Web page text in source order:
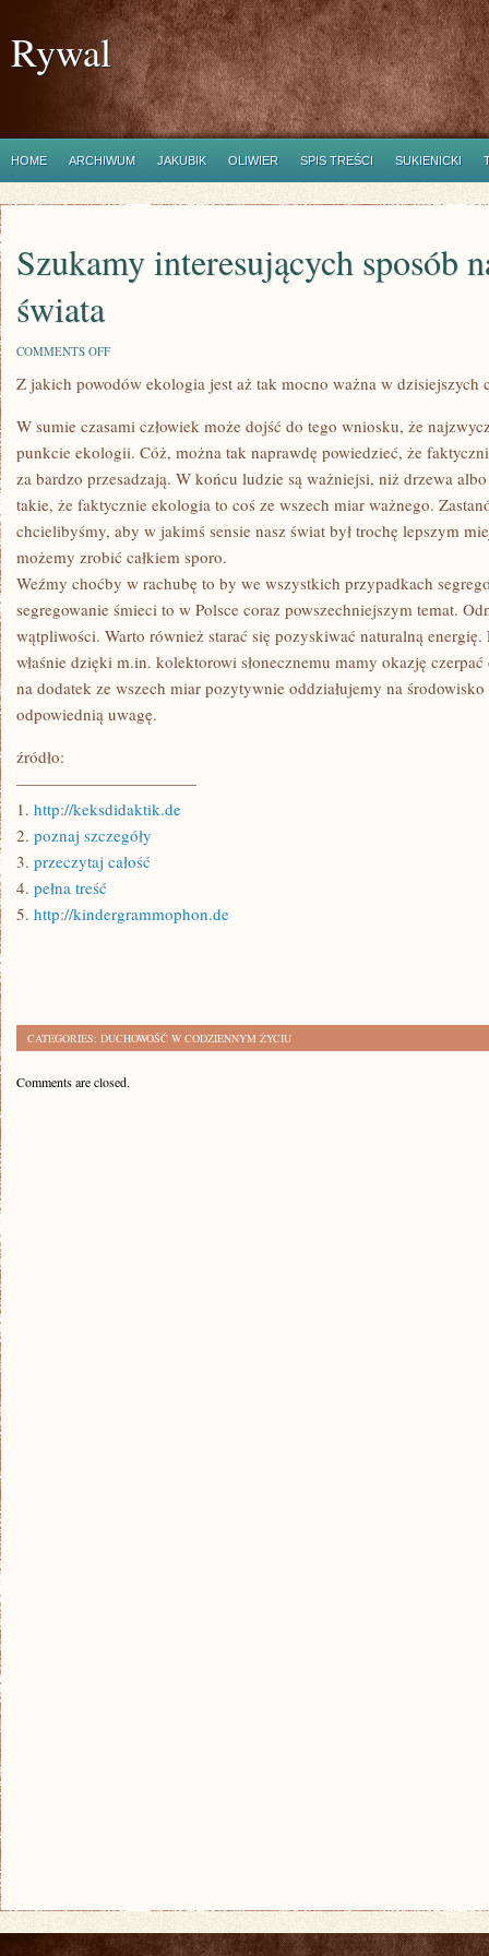
Rywal
HOME ARCHIWUM JAKUBIK OLIWIER SPIS TREŚCI SUKIENICKI
Szukamy interesujących sposób
świata
COMMENTS OFFON
INTERESUJĄCYCH
NAPRAWIENIE
ŚWIATA
Z jakich powodów ekologia jest aż tak mocno ważna w dzisiejszych
W sumie czasami człowiek może dojść do tego wniosku, że
punkcie ekologii. Cóż, można tak naprawdę powiedzieć, że
za bardzo przesadzają. W końcu ludzie są ważniejsi, niż drzewa
takie, że faktycznie ekologia to coś ze wszech miar ważnego.
chcielibyśmy, aby w jakimś sensie nasz świat był trochę lepszym
możemy zrobić całkiem sporo.
Weźmy choćby w rachubę to by we wszystkich przypadkach
segregowanie śmieci to w Polsce coraz powszechniejszym temat.
wątpliwości. Warto również starać się pozyskiwać naturalną
właśnie dzięki m.in. kolektorowi słonecznemu mamy okazję
na dodatek ze wszech miar pozytywnie oddziałujemy na
odpowiednią uwagę.
źródło:
———————————
1. http://keksdidaktik.de
2. poznaj szczegóły
3. przeczytaj całość
4. pełna treść
5. http://kindergrammophon.de
CATEGORIES: DUCHOWOŚĆ W CODZIENNYM ŻYCIU
Comments are closed.